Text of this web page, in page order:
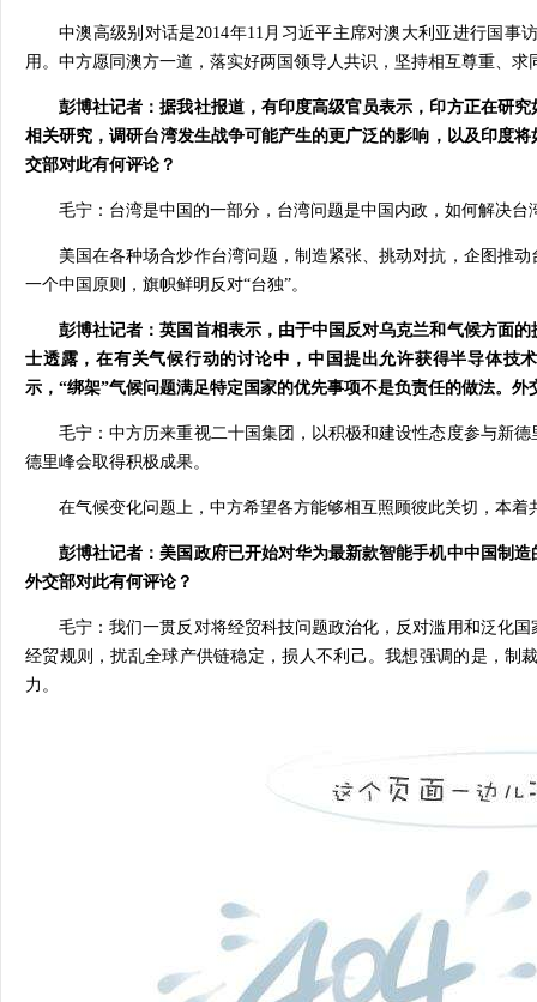
中澳高级别对话是2014年11月习近平主席对澳大利亚进行国
用。中方愿同澳方一道，落实好两国领导人共识，坚持相互尊重、
彭博社记者：据我社报道，有印度高级官员表示，印方正在研
相关研究，调研台湾发生战争可能产生的更广泛的影响，以及印度
交部对此有何评论？
毛宁：台湾是中国的一部分，台湾问题是中国内政，如何解决
美国在各种场合炒作台湾问题，制造紧张、挑动对抗，企图推
一个中国原则，旗帜鲜明反对“台独”。
彭博社记者：英国首相表示，由于中国反对乌克兰和气候方面
士透露，在有关气候行动的讨论中，中国提出允许获得半导体技
示，“绑架”气候问题满足特定国家的优先事项不是负责任的做法。外
毛宁：中方历来重视二十国集团，以积极和建设性态度参与新
德里峰会取得积极成果。
在气候变化问题上，中方希望各方能够相互照顾彼此关切，本
彭博社记者：美国政府已开始对华为最新款智能手机中中国制
外交部对此有何评论？
毛宁：我们一贯反对将经贸科技问题政治化，反对滥用和泛化
经贸规则，扰乱全球产供链稳定，损人不利己。我想强调的是，制
力。